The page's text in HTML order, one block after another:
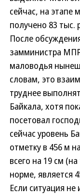
сейчас, на этапе
получено 83 тыс.
После
замминистра
маловодья
словам, это
труднее
Байкала, хотя
посетовал
сейчас уровень
отметку в 456 м
всего на 19 см
норме, является
Если ситуация